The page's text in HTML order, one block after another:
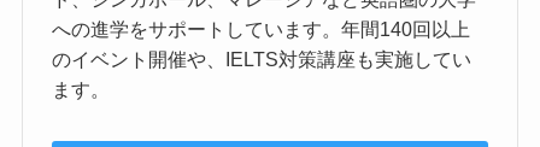
への進学をサポートしています。年間140回以上
のイベント開催や、IELTS対策講座も実施してい
ます。